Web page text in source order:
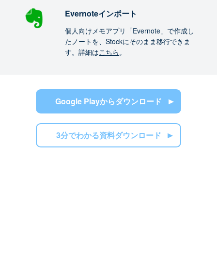
Evernoteインポート
個人向けメモアプリ「Evernote」で作成し
たノートを、Stockにそのまま移行できま
す。詳細はこちら。
Google Playからダウンロード
3分でわかる資料ダウンロード